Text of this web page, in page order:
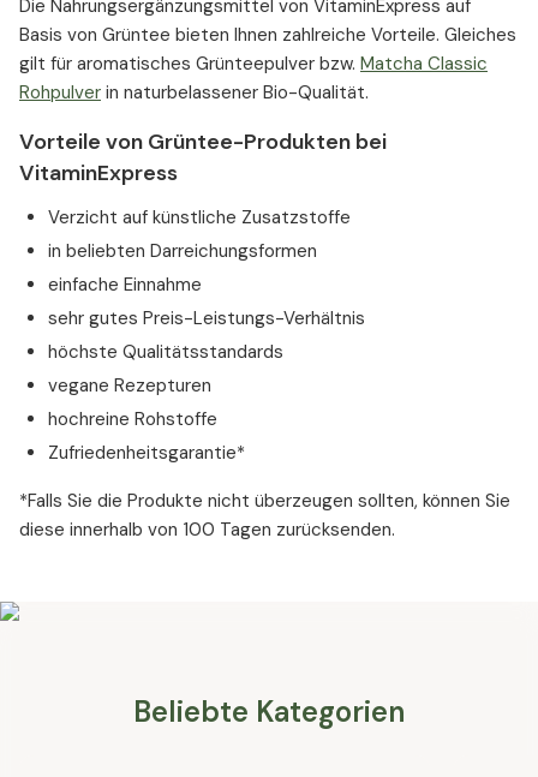
Die Nahrungsergänzungsmittel von VitaminExpress auf
Basis von Grüntee bieten Ihnen zahlreiche Vorteile. Gleiches
gilt für aromatisches Grünteepulver bzw. Matcha Classic
Rohpulver in naturbelassener Bio-Qualität.
Vorteile von Grüntee-Produkten bei
VitaminExpress
Verzicht auf künstliche Zusatzstoffe
in beliebten Darreichungsformen
einfache Einnahme
sehr gutes Preis-Leistungs-Verhältnis
höchste Qualitätsstandards
vegane Rezepturen
hochreine Rohstoffe
Zufriedenheitsgarantie*
*Falls Sie die Produkte nicht überzeugen sollten, können Sie
diese innerhalb von 100 Tagen zurücksenden.
Beliebte Kategorien